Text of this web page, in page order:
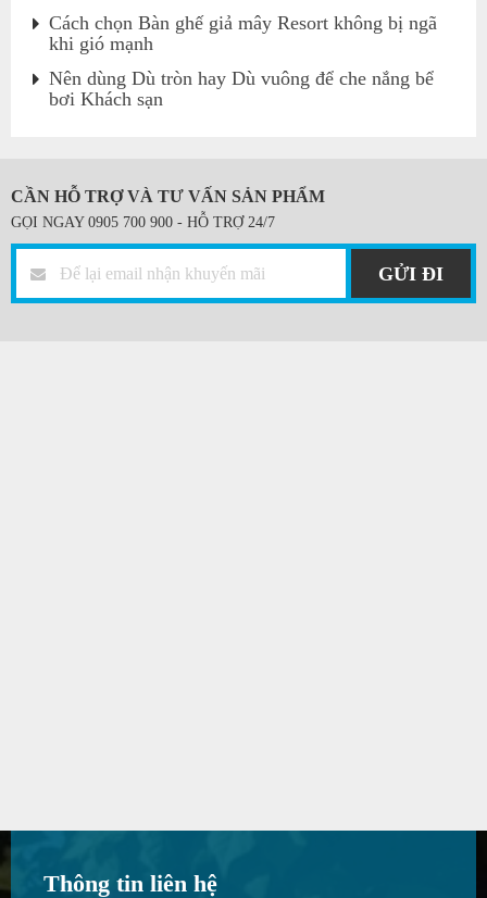
Cách chọn Bàn ghế giả mây Resort không bị ngã
khi gió mạnh
Nên dùng Dù tròn hay Dù vuông để che nắng bể
bơi Khách sạn
CẦN HỖ TRỢ VÀ TƯ VẤN SẢN PHẨM
GỌI NGAY 0905 700 900 - HỖ TRỢ 24/7
GỬI ĐI
Thông tin liên hệ